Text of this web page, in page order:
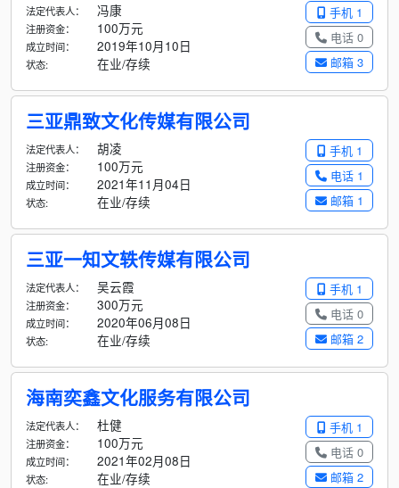
手机 1
电话 0
邮箱 3
法定代表人： 冯康
注册资金： 100万元
成立时间： 2019年10月10日
状态: 在业/存续
三亚鼎致文化传媒有限公司
手机 1
电话 1
邮箱 1
法定代表人： 胡凌
注册资金： 100万元
成立时间： 2021年11月04日
状态: 在业/存续
三亚一知文轶传媒有限公司
手机 1
电话 0
邮箱 2
法定代表人： 吴云霞
注册资金： 300万元
成立时间： 2020年06月08日
状态: 在业/存续
海南奕鑫文化服务有限公司
手机 1
电话 0
邮箱 2
法定代表人： 杜健
注册资金： 100万元
成立时间： 2021年02月08日
状态: 在业/存续